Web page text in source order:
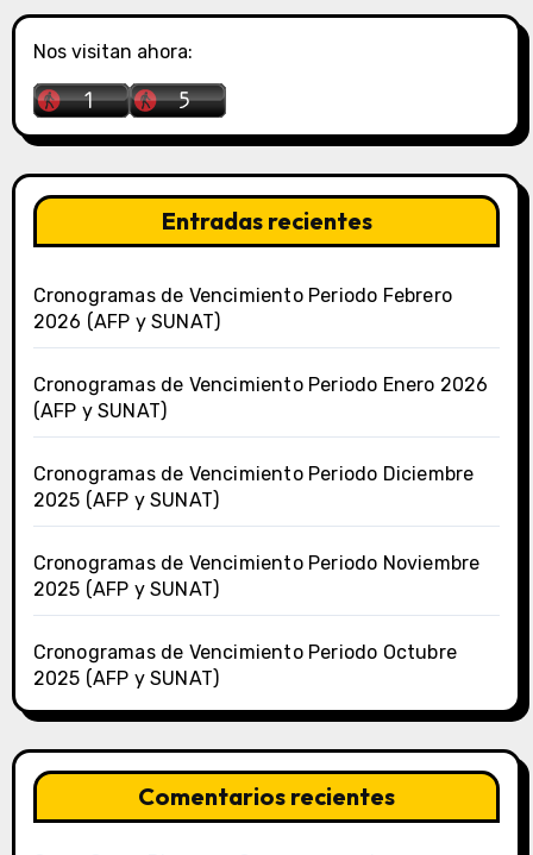
Nos visitan ahora:
Entradas recientes
Cronogramas de Vencimiento Periodo Febrero
2026 (AFP y SUNAT)
Cronogramas de Vencimiento Periodo Enero 2026
(AFP y SUNAT)
Cronogramas de Vencimiento Periodo Diciembre
2025 (AFP y SUNAT)
Cronogramas de Vencimiento Periodo Noviembre
2025 (AFP y SUNAT)
Cronogramas de Vencimiento Periodo Octubre
2025 (AFP y SUNAT)
Comentarios recientes